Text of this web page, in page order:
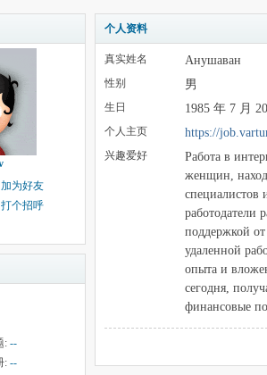
加为好友
打个招呼
: --
: --
个人资料
真实姓名 Анушаван
性别 男
生日 1985 年 7 月
个人主页 https://
兴趣爱好
Работа в
женщин,
специалистов
работодатели
поддержкой от
удаленной
опыта и
сегодня,
финансовые